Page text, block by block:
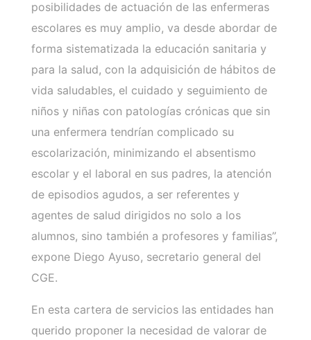
posibilidades de actuación de las enfermeras
escolares es muy amplio, va desde abordar de
forma sistematizada la educación sanitaria y
para la salud, con la adquisición de hábitos de
vida saludables, el cuidado y seguimiento de
niños y niñas con patologías crónicas que sin
una enfermera tendrían complicado su
escolarización, minimizando el absentismo
escolar y el laboral en sus padres, la atención
de episodios agudos, a ser referentes y
agentes de salud dirigidos no solo a los
alumnos, sino también a profesores y familias”,
expone Diego Ayuso, secretario general del
CGE.
En esta cartera de servicios las entidades han
querido proponer la necesidad de valorar de